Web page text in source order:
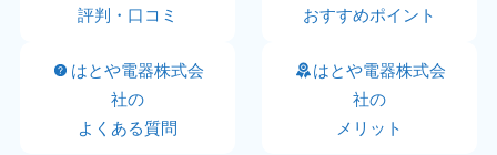
評判・口コミ
おすすめポイント
はとや電器株式会
社の
よくある質問
はとや電器株式会
社の
メリット